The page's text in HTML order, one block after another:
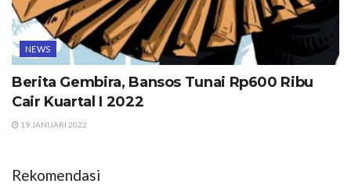
NEWS
Berita Gembira, Bansos Tunai Rp600 Ribu
Cair Kuartal I 2022
19 JANUARI 2022
Rekomendasi